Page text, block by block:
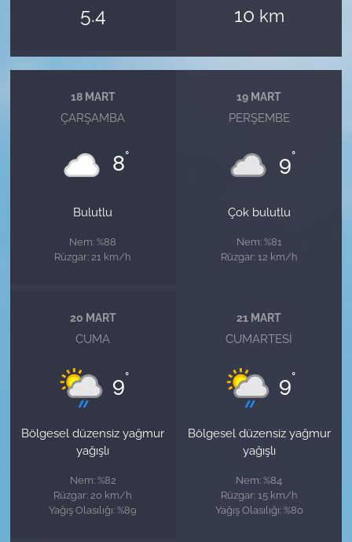
5.4 10 km
18 MART
ÇARŞAMBA
8°
Bulutlu
Nem: %88
Rüzgar: 21 km/h
19 MART
PERŞEMBE
9°
Çok bulutlu
Nem: %81
Rüzgar: 12 km/h
20 MART
CUMA
9°
Bölgesel düzensiz yağmur
yağışlı
Nem: %82
Rüzgar: 20 km/h
Yağış Olasılığı: %89
21 MART
CUMARTESI
9°
Bölgesel düzensiz yağmur
yağışlı
Nem: %84
Rüzgar: 15 km/h
Yağış Olasılığı: %80